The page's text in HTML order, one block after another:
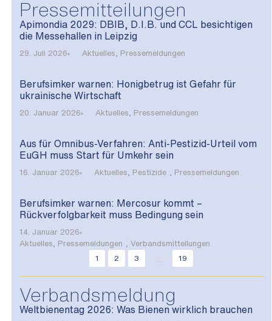
Pressemitteilungen
Apimondia 2029: DBIB, D.I.B. und CCL besichtigen
die Messehallen in Leipzig
29. Juli 2026 Aktuelles Pressemeldungen
Berufsimker warnen: Honigbetrug ist Gefahr für
ukrainische Wirtschaft
20. Januar 2026 Aktuelles Pressemeldungen
Aus für Omnibus-Verfahren: Anti-Pestizid-Urteil vom
EuGH muss Start für Umkehr sein
16. Januar 2026 Aktuelles Pestizide Pressemeldungen
Berufsimker warnen: Mercosur kommt –
Rückverfolgbarkeit muss Bedingung sein
14. Januar 2026
Aktuelles
Pressemeldungen
Verbandsmitteilungen
1
2 3 19
Verbandsmeldung
Weltbienentag 2026: Was Bienen wirklich brauchen